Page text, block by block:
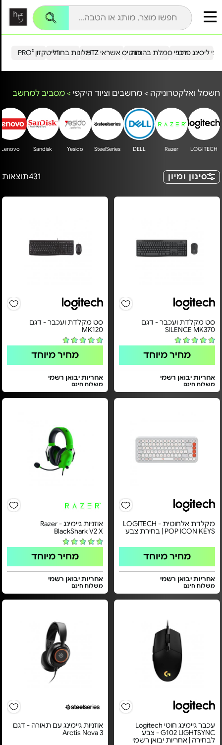
הייטקזון PRO²מלונות בחו"ל כרטיס אשראי HTZ ליסינג פרטירכבי סמלת בהנחה
חשמל ואלקטרוניקה > מחשבים וציוד היקפי > מסביב למחשב
LOGITECH
Razer
DELL
SteelSeries
Yesido
Sandisk
Lenovo
סינון ומיון 431תוצאות
סט מקלדת ועכבר - דגם
SILENCE MK370
מחיר מיוחד
אחריות יבואן רשמי
משלוח חינם
סט מקלדת ועכבר - דגם
MK120
מחיר מיוחד
אחריות יבואן רשמי
משלוח חינם
מקלדת אלחוטית LOGITECH -
POP ICON KEYS | בחירת צבע
מחיר מיוחד
אחריות יבואן רשמי
משלוח חינם
אוזניות גיימינג Razer -
BlackShark V2 X
מחיר מיוחד
אחריות יבואן רשמי
משלוח חינם
עכבר גיימינג חוטי Logitech
G102 LIGHTSYNC - צבע
לבחירה | אחריות יבואן רשמי
אוזניות גיימינג עם תאורה - דגם
Arctis Nova 3